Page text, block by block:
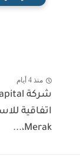
منذ 4 أيام
اتفاقية
Merak،...